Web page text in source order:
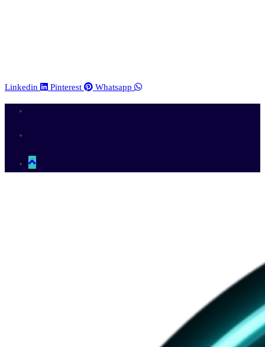
Linkedin Pinterest Whatsapp